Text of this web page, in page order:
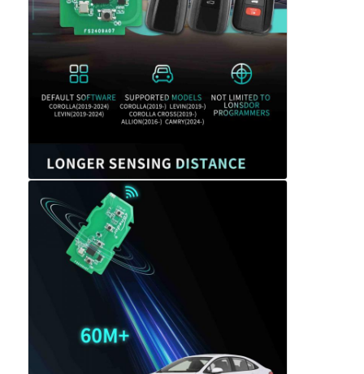
Carro Chave Shell
Lâmina da Chave do Carro
Máquina de corte de moagem de um só ângulo
programador da chave do carro
microplaqueta do identificador
Máquina de fechadura
Chave inteligente KEYDIY